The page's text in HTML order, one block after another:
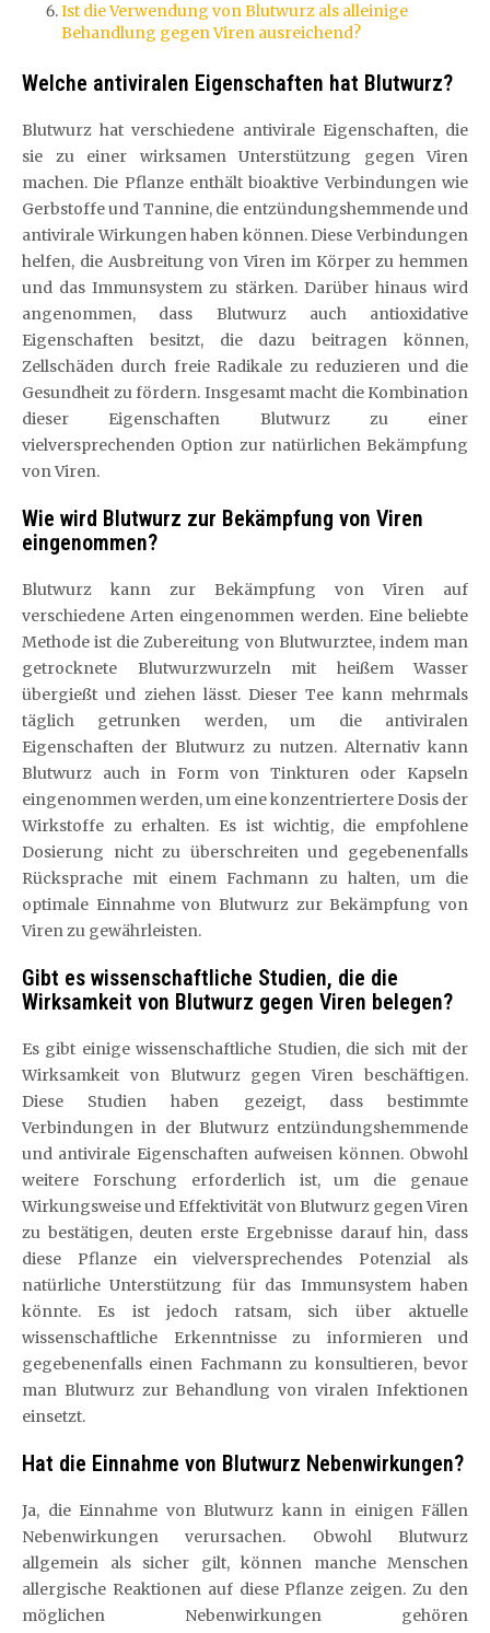
Ist die Verwendung von Blutwurz als alleinige
Behandlung gegen Viren ausreichend?
Welche antiviralen Eigenschaften hat Blutwurz?
Blutwurz hat verschiedene antivirale Eigenschaften, die
sie zu einer wirksamen Unterstützung gegen Viren
machen. Die Pflanze enthält bioaktive Verbindungen wie
Gerbstoffe und Tannine, die entzündungshemmende und
antivirale Wirkungen haben können. Diese Verbindungen
helfen, die Ausbreitung von Viren im Körper zu hemmen
und das Immunsystem zu stärken. Darüber hinaus wird
angenommen, dass Blutwurz auch antioxidative
Eigenschaften besitzt, die dazu beitragen können,
Zellschäden durch freie Radikale zu reduzieren und die
Gesundheit zu fördern. Insgesamt macht die Kombination
dieser Eigenschaften Blutwurz zu einer
vielversprechenden Option zur natürlichen Bekämpfung
von Viren.
Wie wird Blutwurz zur Bekämpfung von Viren
eingenommen?
Blutwurz kann zur Bekämpfung von Viren auf
verschiedene Arten eingenommen werden. Eine beliebte
Methode ist die Zubereitung von Blutwurztee, indem man
getrocknete Blutwurzwurzeln mit heißem Wasser
übergießt und ziehen lässt. Dieser Tee kann mehrmals
täglich getrunken werden, um die antiviralen
Eigenschaften der Blutwurz zu nutzen. Alternativ kann
Blutwurz auch in Form von Tinkturen oder Kapseln
eingenommen werden, um eine konzentriertere Dosis der
Wirkstoffe zu erhalten. Es ist wichtig, die empfohlene
Dosierung nicht zu überschreiten und gegebenenfalls
Rücksprache mit einem Fachmann zu halten, um die
optimale Einnahme von Blutwurz zur Bekämpfung von
Viren zu gewährleisten.
Gibt es wissenschaftliche Studien, die die
Wirksamkeit von Blutwurz gegen Viren belegen?
Es gibt einige wissenschaftliche Studien, die sich mit der
Wirksamkeit von Blutwurz gegen Viren beschäftigen.
Diese Studien haben gezeigt, dass bestimmte
Verbindungen in der Blutwurz entzündungshemmende
und antivirale Eigenschaften aufweisen können. Obwohl
weitere Forschung erforderlich ist, um die genaue
Wirkungsweise und Effektivität von Blutwurz gegen Viren
zu bestätigen, deuten erste Ergebnisse darauf hin, dass
diese Pflanze ein vielversprechendes Potenzial als
natürliche Unterstützung für das Immunsystem haben
könnte. Es ist jedoch ratsam, sich über aktuelle
wissenschaftliche Erkenntnisse zu informieren und
gegebenenfalls einen Fachmann zu konsultieren, bevor
man Blutwurz zur Behandlung von viralen Infektionen
einsetzt.
Hat die Einnahme von Blutwurz Nebenwirkungen?
Ja, die Einnahme von Blutwurz kann in einigen Fällen
Nebenwirkungen verursachen. Obwohl Blutwurz
allgemein als sicher gilt, können manche Menschen
allergische Reaktionen auf diese Pflanze zeigen. Zu den
möglichen Nebenwirkungen gehören